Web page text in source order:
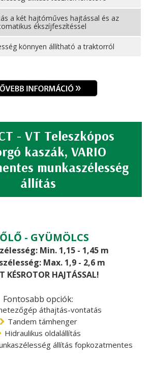
a két hajtóműves hajtással és az
ékszíjfeszítéssel
könnyen állítható a traktorról
- VT Teleszkópos
kaszák, VARIO
munkaszélesség
állítás
- GYÜMÖLCS
Min. 1,15 - 1,45 m
Max. 1,9 - 2,6 m
KÉSROTOR HAJTÁSSAL!
Fontosabb opciók:
áthajtás-vontatás
Tandem támhenger
Hidraulikus oldalállítás
állítás fopkozatmentes